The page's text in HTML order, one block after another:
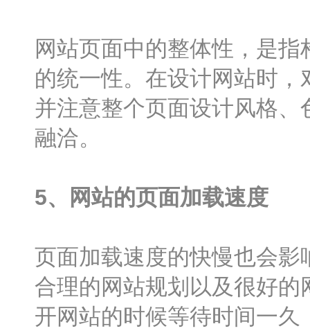
网站页面中的整体性，是
的统一性。在设计网站时
并注意整个页面设计风格
融洽。
5、网站的页面加载速度
页面加载速度的快慢也会
合理的网站规划以及很好
开网站的时候等待时间一